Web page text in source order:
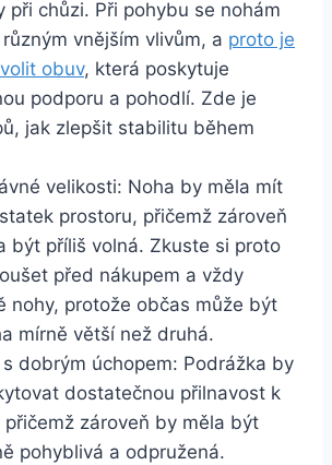
při chůzi. Při pohybu se nohám
vnějším vlivům, a proto je
obuv, která poskytuje
podporu a pohodlí. Zde je
jak zlepšit stabilitu během
velikosti: Noha by měla mít
prostoru, přičemž zároveň
být příliš volná. Zkuste si proto
před nákupem a vždy
nohy, protože občas může být
mírně větší než druhá.
dobrým úchopem: Podrážka by
dostatečnou přilnavost k
přičemž zároveň by měla být
pohyblivá a odpružená.